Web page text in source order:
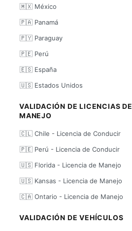
🇲🇽 México
🇵🇦 Panamá
🇵🇾 Paraguay
🇵🇪 Perú
🇪🇸 España
🇺🇸 Estados Unidos
VALIDACIÓN DE LICENCIAS DE
MANEJO
🇨🇱 Chile - Licencia de Conducir
🇵🇪 Perú - Licencia de Conducir
🇺🇸 Florida - Licencia de Manejo
🇺🇸 Kansas - Licencia de Manejo
🇨🇦 Ontario - Licencia de Manejo
VALIDACIÓN DE VEHÍCULOS